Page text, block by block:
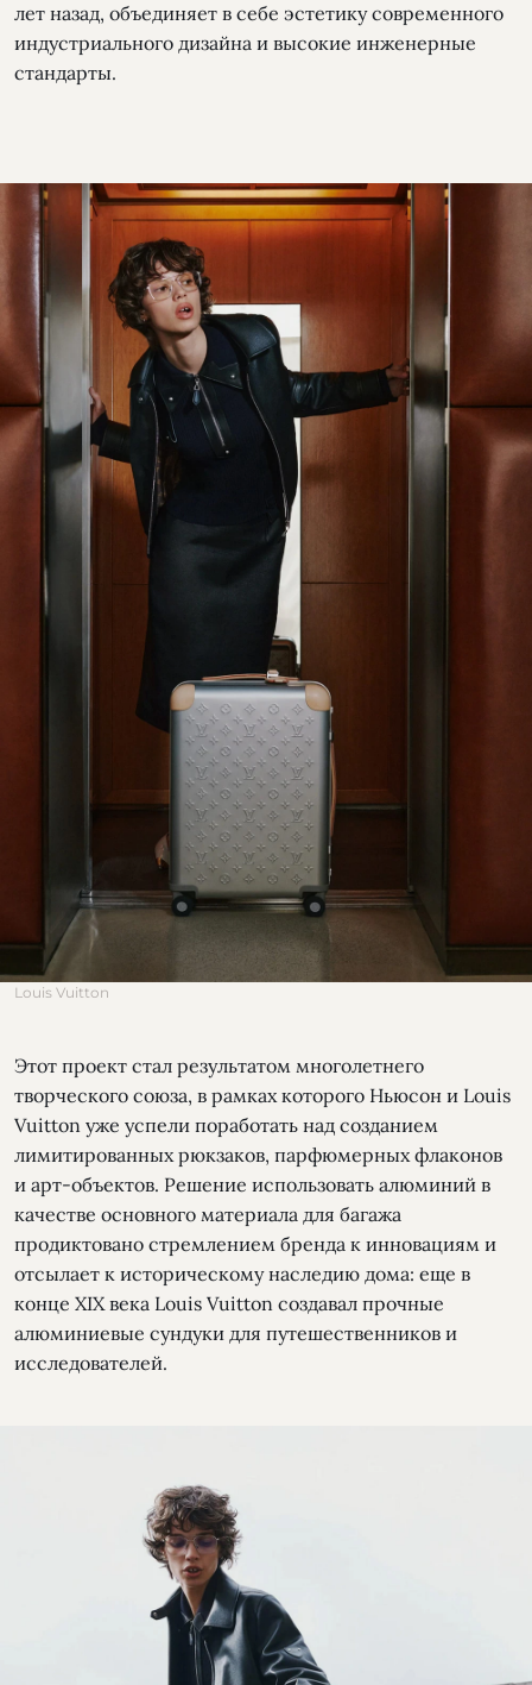
лет назад, объединяет в себе эстетику современного
индустриального дизайна и высокие инженерные
стандарты.
Louis Vuitton
Этот проект стал результатом многолетнего
творческого союза, в рамках которого Ньюсон и Louis
Vuitton уже успели поработать над созданием
лимитированных рюкзаков, парфюмерных флаконов
и арт-объектов. Решение использовать алюминий в
качестве основного материала для багажа
продиктовано стремлением бренда к инновациям и
отсылает к историческому наследию дома: еще в
конце XIX века Louis Vuitton создавал прочные
алюминиевые сундуки для путешественников и
исследователей.